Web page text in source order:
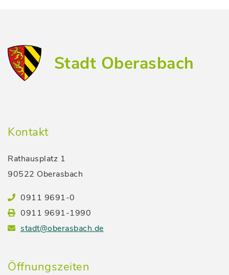
Stadt Oberasbach
Kontakt
Rathausplatz 1
90522 Oberasbach
0911 9691-0
0911 9691-1990
stadt@oberasbach.de
Öffnungszeiten